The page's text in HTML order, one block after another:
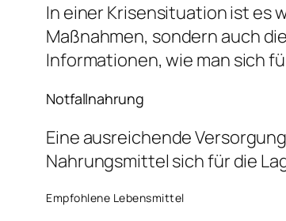
In einer Krisensituation ist es
Maßnahmen, sondern auch
Informationen, wie man sich
Notfallnahrung
Eine ausreichende
Nahrungsmittel sich für die
Empfohlene Lebensmittel